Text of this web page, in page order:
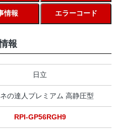
情報 エラーコード
報
日立
の達人プレミアム 高静圧型
RPI-GP56RGH9